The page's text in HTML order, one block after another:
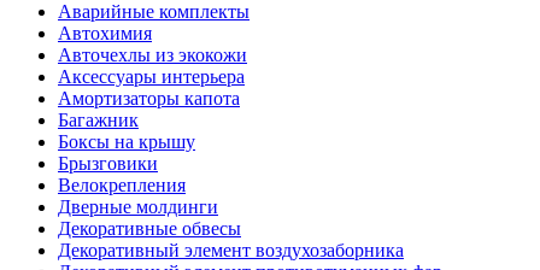
Аварийные комплекты
Автохимия
Авточехлы из экокожи
Аксессуары интерьера
Амортизаторы капота
Багажник
Боксы на крышу
Брызговики
Велокрепления
Дверные молдинги
Декоративные обвесы
Декоративный элемент воздухозаборника